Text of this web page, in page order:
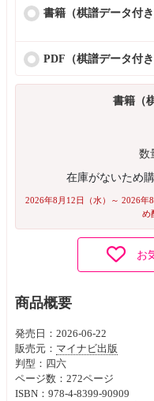
書籍（棋譜データ付き
PDF（棋譜データ付き
書籍（
数
在庫がないため
2026年8月12日（水）～ 2026年
め
お
商品概要
発売日：2026-06-22
販売元： マイナビ出版
判型：四六
ページ数：272ページ
ISBN：978-4-8399-90909